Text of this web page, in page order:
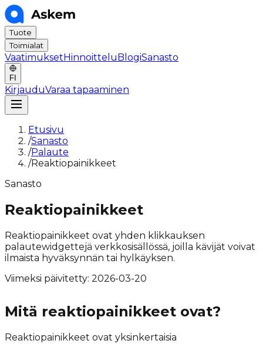
Tuote
Toimialat
VaatimuksetHinnoitteluBlogiSanasto
FI
KirjauduVaraa tapaaminen
Etusivu
/Sanasto
/Palaute
/Reaktiopainikkeet
Sanasto
Reaktiopainikkeet
Reaktiopainikkeet ovat yhden klikkauksen
palautewidgettejä verkkosisällössä, joilla kävijät voivat
ilmaista hyväksynnän tai hylkäyksen.
Viimeksi päivitetty: 2026-03-20
Mitä reaktiopainikkeet ovat?
Reaktiopainikkeet ovat yksinkertaisia